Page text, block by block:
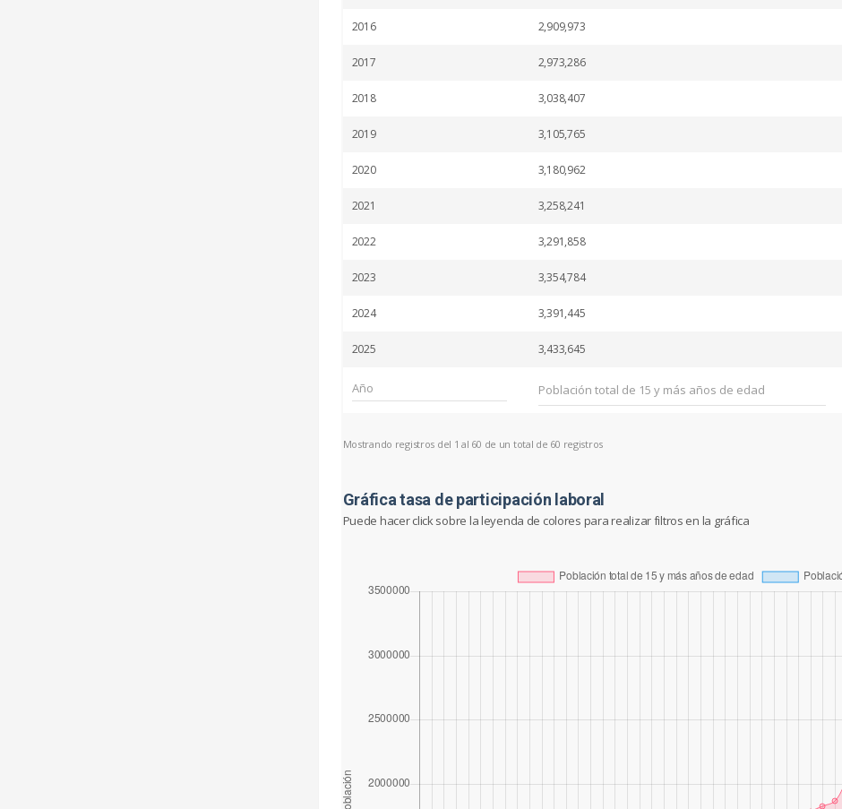
2016 2,909,973
2017 2,973,286
2018 3,038,407
2019 3,105,765
2020 3,180,962
2021 3,258,241
2022 3,291,858
2023 3,354,784
2024 3,391,445
2025 3,433,645
Mostrando registros del 1 al 60 de un total de 60 registros
Gráfica tasa de participación laboral
Puede hacer click sobre la leyenda de colores para realizar filtros en la gráfica